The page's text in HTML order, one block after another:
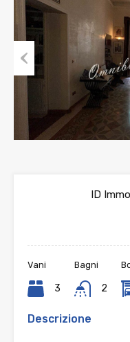
ID
Vani
3
Bagni
2
Descrizione